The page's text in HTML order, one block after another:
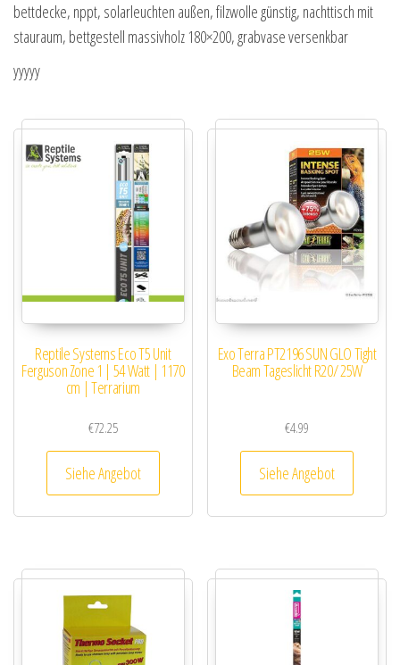
bettdecke, nppt, solarleuchten außen, filzwolle günstig, nachttisch mit
stauraum, bettgestell massivholz 180×200, grabvase versenkbar
yyyyy
Reptile Systems Eco T5 Unit
Ferguson Zone 1 | 54 Watt | 1170
cm | Terrarium
€72.25
Siehe Angebot
Exo Terra PT2196 SUN GLO Tight
Beam Tageslicht R20/ 25W
€4.99
Siehe Angebot